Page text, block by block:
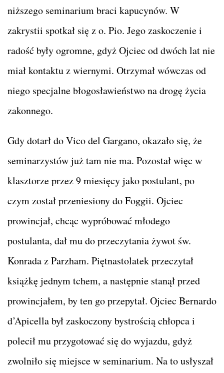
niższego seminarium braci kapucynów. W
zakrystii spotkał się z o. Pio. Jego zaskoczenie i
radość były ogromne, gdyż Ojciec od dwóch lat nie
miał kontaktu z wiernymi. Otrzymał wówczas od
niego specjalne błogosławieństwo na drogę życia
zakonnego.
Gdy dotarł do Vico del Gargano, okazało się, że
seminarzystów już tam nie ma. Pozostał więc w
klasztorze przez 9 miesięcy jako postulant, po
czym został przeniesiony do Foggii. Ojciec
prowincjał, chcąc wypróbować młodego
postulanta, dał mu do przeczytania żywot św.
Konrada z Parzham. Piętnastolatek przeczytał
książkę jednym tchem, a następnie stanął przed
prowincjałem, by ten go przepytał. Ojciec Bernardo
d’Apicella był zaskoczony bystrością chłopca i
polecił mu przygotować się do wyjazdu, gdyż
zwolniło się miejsce w seminarium. Na to usłyszał